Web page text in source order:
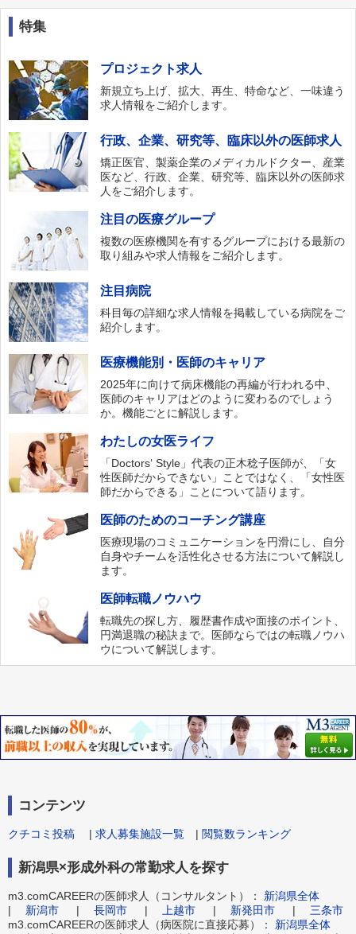
特集
プロジェクト求人
新規立ち上げ、拡大、再生、特命など、一味違う
求人情報をご紹介します。
行政、企業、研究等、臨床以外の医師求人
矯正医官、製薬企業のメディカルドクター、産業
医など、行政、企業、研究等、臨床以外の医師求
人をご紹介します。
注目の医療グループ
複数の医療機関を有するグループにおける最新の
取り組みや求人情報をご紹介します。
注目病院
科目毎の詳細な求人情報を掲載している病院をご
紹介します。
医療機能別・医師のキャリア
2025年に向けて病床機能の再編が行われる中、
医師のキャリアはどのように変わるのでしょう
か。機能ごとに解説します。
わたしの女医ライフ
「Doctors‘ Style」代表の正木稔子医師が、「女
性医師だからできない」ことではなく、「女性医
師だからできる」ことについて語ります。
医師のためのコーチング講座
医療現場のコミュニケーションを円滑にし、自分
自身やチームを活性化させる方法について解説し
ます。
医師転職ノウハウ
転職先の探し方、履歴書作成や面接のポイント、
円満退職の秘訣まで。医師ならではの転職ノウハ
ウについて解説します。
コンテンツ
クチコミ投稿 | 求人募集施設一覧 | 閲覧数ランキング
新潟県×形成外科の常勤求人を探す
m3.comCAREERの医師求人（コンサルタント）： 新潟県全体
| 新潟市 | 長岡市 | 上越市 | 新発田市 | 三条市
m3.comCAREERの医師求人（病医院に直接応募）： 新潟県全体